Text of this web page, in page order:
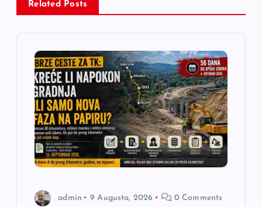
c
Related Posts
admin 9 Augusta, 2026 0 Comments